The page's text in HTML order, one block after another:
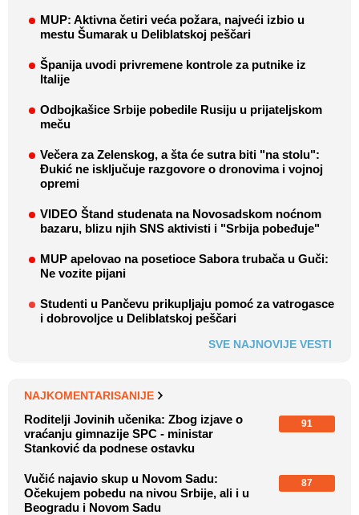
MUP: Aktivna četiri veća požara, najveći izbio u
mestu Šumarak u Deliblatskoj peščari
Španija uvodi privremene kontrole za putnike iz
Italije
Odbojkašice Srbije pobedile Rusiju u prijateljskom
meču
Večera za Zelenskog, a šta će sutra biti "na stolu":
Đukić ne isključuje razgovore o dronovima i vojnoj
opremi
VIDEO Štand studenata na Novosadskom noćnom
bazaru, blizu njih SNS aktivisti i "Srbija pobeđuje"
MUP apelovao na posetioce Sabora trubača u Guči:
Ne vozite pijani
Studenti u Pančevu prikupljaju pomoć za vatrogasce
i dobrovoljce u Deliblatskoj peščari
SVE NAJNOVIJE VESTI
NAJKOMENTARISANIJE
Roditelji Jovinih učenika: Zbog izjave o
vraćanju gimnazije SPC - ministar
Stanković da podnese ostavku
91
Vučić najavio skup u Novom Sadu:
Očekujem pobedu na nivou Srbije, ali i u
Beogradu i Novom Sadu
87